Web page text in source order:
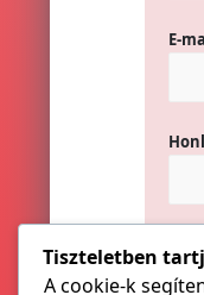
E-
Tiszteletben
A cookie-k